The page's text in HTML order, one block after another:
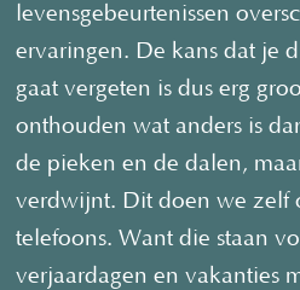
levensgebeurtenissen
ervaringen. De kans dat je
gaat vergeten is dus erg
onthouden wat anders is
de pieken en de dalen,
verdwijnt. Dit doen we zelf
telefoons. Want die staan
verjaardagen en vakanties